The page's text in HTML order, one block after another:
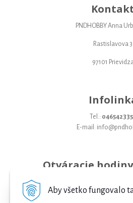
Aby všetko fungovalo
PNDHOBBY Anna
Rastislavova 3
97101 Prievidza
Tel.:
E-mail:
Otváracie